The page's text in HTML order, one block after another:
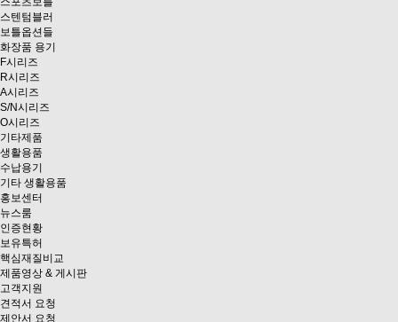
스텐텀블러
보틀옵션들
화장품 용기
F시리즈
R시리즈
A시리즈
S/N시리즈
O시리즈
기타제품
생활용품
수납용기
기타 생활용품
홍보센터
뉴스룸
인증현황
보유특허
핵심재질비교
제품영상 & 게시판
고객지원
견적서 요청
제안서 요청